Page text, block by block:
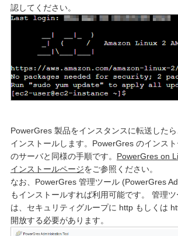
認してください。
PowerGres 製品をインスタンスに転送した
インストールします。 PowerGres のインス
のサーバと同様の手順です。 PowerGres on
インストールページをご参照ください。
なお、PowerGres 管理ツール (PowerGres
もインストールすれば利用可能です。 管理
は、セキュリティグループに http もしくは
開放する必要があります。